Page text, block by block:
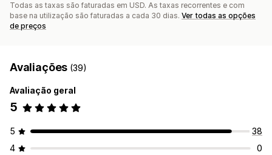
Todas as taxas são faturadas em USD. As taxas recorrentes e com
base na utilização são faturadas a cada 30 dias. Ver todas as opções
de preços
Avaliações (39)
Avaliação geral
5
5
38
4
0